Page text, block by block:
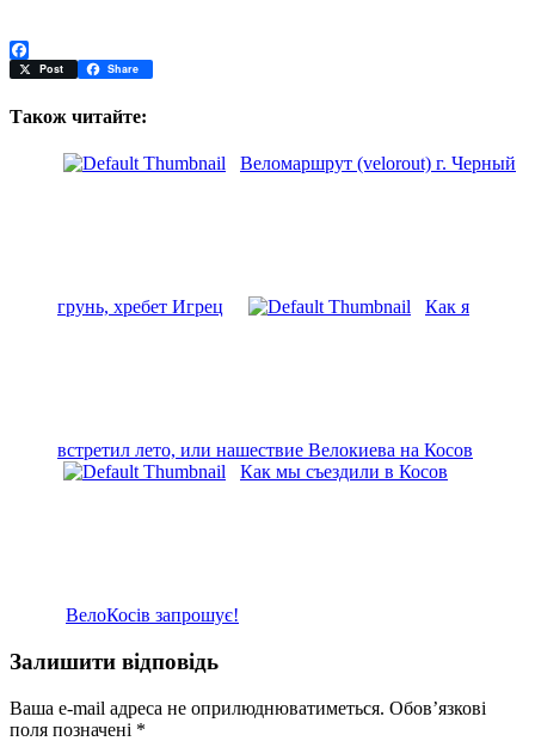
Facebook
Post Share
Також читайте:
Веломаршрут (velorout) г. Черный
грунь, хребет Игрец Как я
встретил лето, или нашествие Велокиева на Косов
Как мы съездили в Косов
ВелоКосів запрошує!
Залишити відповідь
Ваша e-mail адреса не оприлюднюватиметься. Обов’язкові
поля позначені *